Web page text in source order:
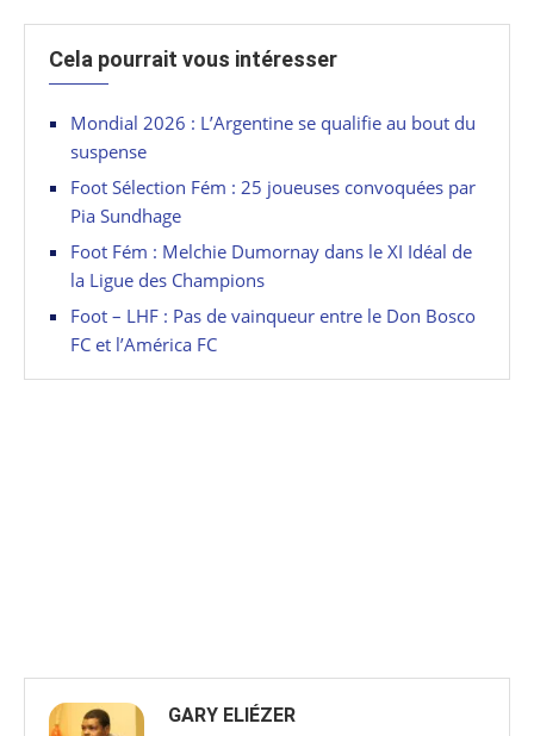
Cela pourrait vous intéresser
Mondial 2026 : L’Argentine se qualifie au bout du
suspense
Foot Sélection Fém : 25 joueuses convoquées par
Pia Sundhage
Foot Fém : Melchie Dumornay dans le XI Idéal de
la Ligue des Champions
Foot – LHF : Pas de vainqueur entre le Don Bosco
FC et l’América FC
GARY ELIÉZER